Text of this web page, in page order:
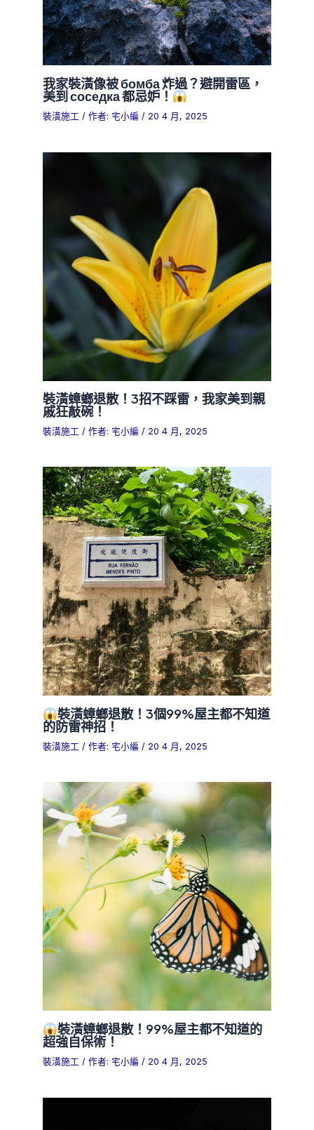
我家裝潢像被 бомба 炸過？避開雷區，
美到 соседка 都忌妒！
裝潢施工 / 作者: 宅小編/ 20 4 月, 2025
裝潢蟑螂退散！3招不踩雷，我家美到親
戚狂敲碗！
裝潢施工 / 作者: 宅小編 / 20 4 月, 2025
裝潢蟑螂退散！3個99%屋主都不知道
的防雷神招！
裝潢施工 / 作者: 宅小編/ 20 4 月, 2025
裝潢蟑螂退散！99%屋主都不知道的
超強自保術！
裝潢施工 / 作者: 宅小編/ 20 4 月, 2025